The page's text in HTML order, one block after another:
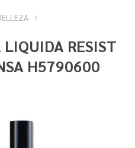
LIQUIDA RESIST
H5790600